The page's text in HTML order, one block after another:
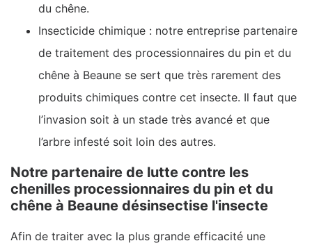
du chêne.
Insecticide chimique : notre entreprise partenaire
de traitement des processionnaires du pin et du
chêne à Beaune se sert que très rarement des
produits chimiques contre cet insecte. Il faut que
l’invasion soit à un stade très avancé et que
l’arbre infesté soit loin des autres.
Notre partenaire de lutte contre les
chenilles processionnaires du pin et du
chêne à Beaune désinsectise l'insecte
Afin de traiter avec la plus grande efficacité une